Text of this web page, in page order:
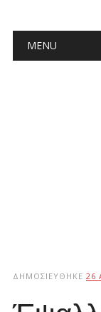
Main
MENU
ΔΗΜΟΣΙΕΎΘΗΚΕ 26